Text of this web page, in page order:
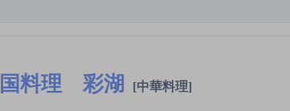
料理 彩湖 [中華料理]